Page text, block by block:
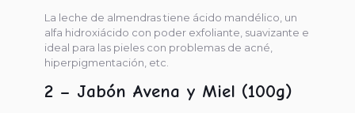
La leche de almendras tiene ácido mandélico, un
alfa hidroxiácido con poder exfoliante, suavizante e
ideal para las pieles con problemas de acné,
hiperpigmentación, etc.
2 – Jabón Avena y Miel (100g)